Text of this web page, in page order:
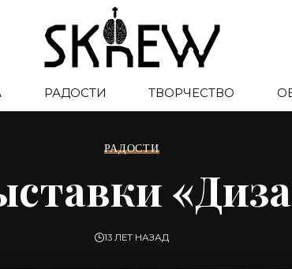
РАДОСТИ ТВОРЧЕСТВО
РАДОСТИ
13 ЛЕТ НАЗАД